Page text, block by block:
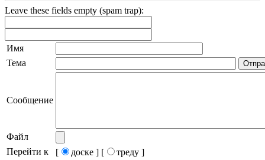
Leave these fields empty (spam trap):
Имя
Тема
Сообщение
Файл
Перейти к
[ доске ] [
треду ]